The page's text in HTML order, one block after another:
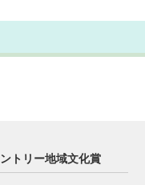
トリー地域文化賞